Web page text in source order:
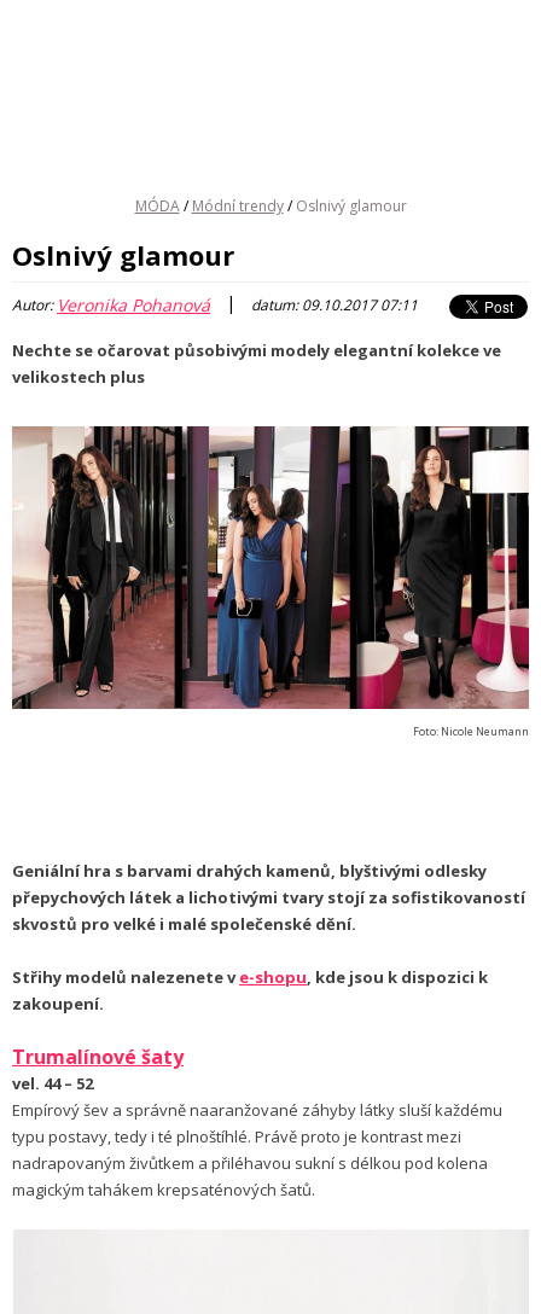
MÓDA / Módní trendy / Oslnivý glamour
Oslnivý glamour
Autor: Veronika Pohanová | datum: 09.10.2017 07:11
Nechte se očarovat působivými modely elegantní kolekce ve
velikostech plus
Foto: Nicole Neumann
Geniální hra s barvami drahých kamenů, blyštivými odlesky
přepychových látek a lichotivými tvary stojí za sofistikovaností
skvostů pro velké i malé společenské dění.
Střihy modelů nalezenete ve-shopu, kde jsou k dispozici k
zakoupení.
Trumalínové šaty
vel. 44 – 52
Empírový šev a správně naaranžované záhyby látky sluší každému
typu postavy, tedy i té plnoštíhlé. Právě proto je kontrast mezi
nadrapovaným živůtkem a přiléhavou sukní s délkou pod kolena
magickým tahákem krepsaténových šatů.